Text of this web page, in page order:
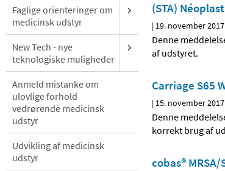
Faglige orienteringer om
medicinsk udstyr
New Tech - nye
teknologiske muligheder
Anmeld mistanke om
ulovlige forhold
vedrørende medicinsk
udstyr
Udvikling af medicinsk
udstyr
(STA)
| 19. november 2017
Denne
af udstyret.
Carriage S65
| 15. november 2017
Denne
korrekt brug af
cobas® MRSA/